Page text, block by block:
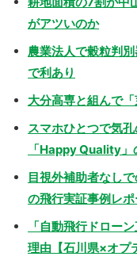
がアツいのか
農業法人で穀粒判
で利あり
大分高専と組んで
スマホひとつで気
「Happy Quality」
目視外補助者なし
の飛行実証事例レポ
「自動飛行ドロー
理由【石川県×オプ